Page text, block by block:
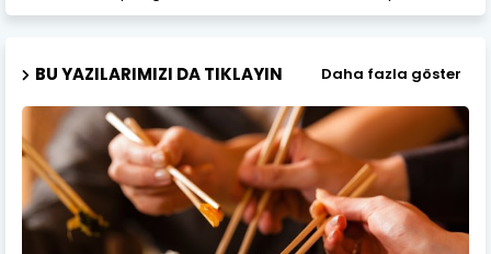
BU YAZILARIMIZI DA TIKLAYIN Daha fazla göster